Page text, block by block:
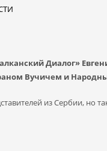
Диалог»
Вучичем и
из Сербии, но